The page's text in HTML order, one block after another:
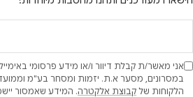
אני מאשר/ת קבלת דיוור ו/או מידע פרסומי
במסרונים, מסער א.ת. יזמות ומסחר בע"מ
הלקוחות של קבוצת אלקטרה. המידע שאמסור